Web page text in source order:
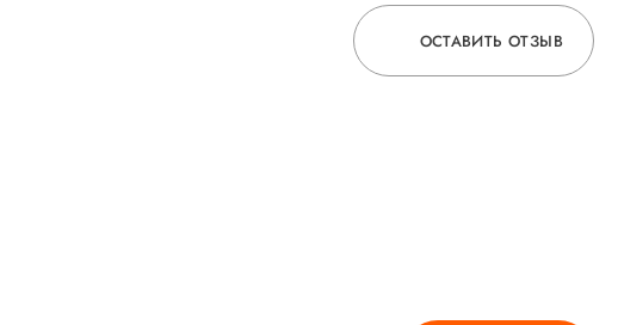
ОСТАВИТЬ ОТЗЫВ